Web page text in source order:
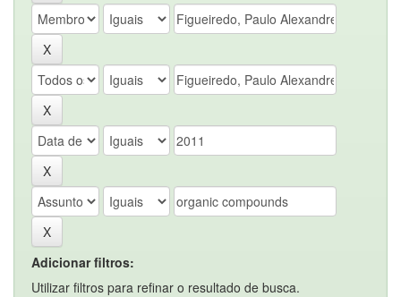
Adicionar filtros:
Utilizar filtros para refinar o resultado de busca.